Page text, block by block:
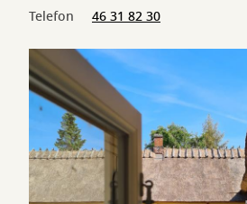
Telefon
46 31 82 30